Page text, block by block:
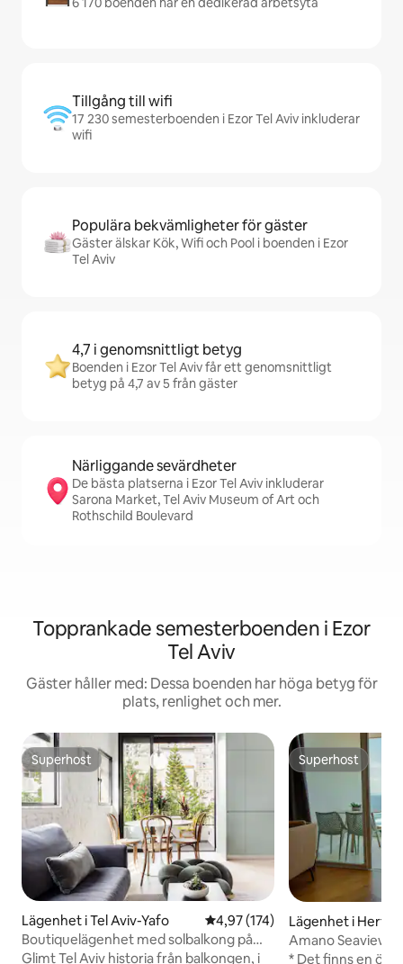
Tillgång till wifi
17 230 semesterboenden i Ezor Tel Aviv inkluderar
wifi
Populära bekvämligheter för gäster
Gäster älskar Kök, Wifi och Pool i boenden i Ezor
Tel Aviv
4,7 i genomsnittligt betyg
Boenden i Ezor Tel Aviv får ett genomsnittligt
betyg på 4,7 av 5 från gäster
Närliggande sevärdheter
De bästa platserna i Ezor Tel Aviv inkluderar
Sarona Market, Tel Aviv Museum of Art och
Rothschild Boulevard
Topprankade semesterboenden i Ezor
Tel Aviv
Gäster håller med: Dessa boenden har höga betyg för
plats, renlighet och mer.
Superhost
Superhost
Lägenhet i Tel Aviv-Yafo 4,97 av 5 i genomsnittligt
4,97 (174)
Boutiquelägenhet med solbalkong på
Hovevei Zion Street
Glimt Tel Aviv historia från balkongen, i
Superhost
Superhost
Lägenhet i
Amano Seaview-
* Det finns en